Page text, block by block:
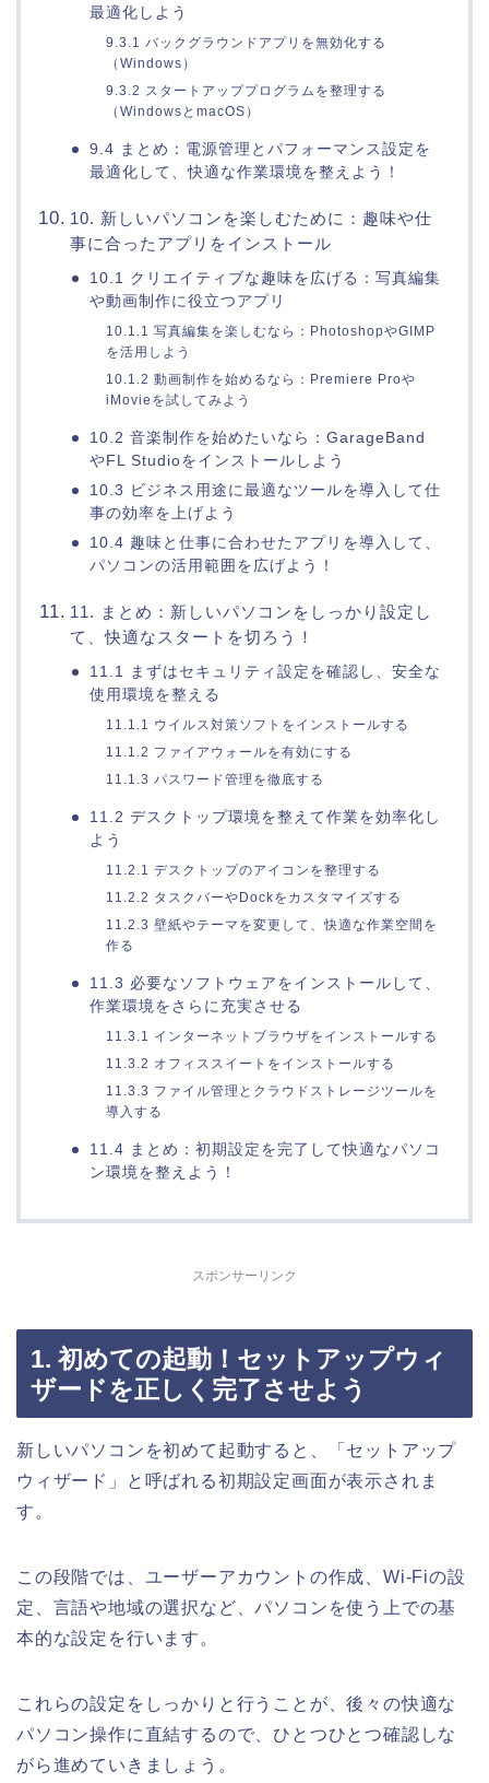
最適化しよう
9.3.1 バックグラウンドアプリを無効化する
（Windows）
9.3.2 スタートアッププログラムを整理する
（WindowsとmacOS）
9.4 まとめ：電源管理とパフォーマンス設定を
最適化して、快適な作業環境を整えよう！
10. 新しいパソコンを楽しむために：趣味や仕
事に合ったアプリをインストール
10.1 クリエイティブな趣味を広げる：写真編集
や動画制作に役立つアプリ
10.1.1 写真編集を楽しむなら：PhotoshopやGIMP
を活用しよう
10.1.2 動画制作を始めるなら：Premiere Proや
iMovieを試してみよう
10.2 音楽制作を始めたいなら：GarageBand
やFL Studioをインストールしよう
10.3 ビジネス用途に最適なツールを導入して仕
事の効率を上げよう
10.4 趣味と仕事に合わせたアプリを導入して、
パソコンの活用範囲を広げよう！
11. まとめ：新しいパソコンをしっかり設定し
て、快適なスタートを切ろう！
11.1 まずはセキュリティ設定を確認し、安全な
使用環境を整える
11.1.1 ウイルス対策ソフトをインストールする
11.1.2 ファイアウォールを有効にする
11.1.3 パスワード管理を徹底する
11.2 デスクトップ環境を整えて作業を効率化し
よう
11.2.1 デスクトップのアイコンを整理する
11.2.2 タスクバーやDockをカスタマイズする
11.2.3 壁紙やテーマを変更して、快適な作業空間を
作る
11.3 必要なソフトウェアをインストールして、
作業環境をさらに充実させる
11.3.1 インターネットブラウザをインストールする
11.3.2 オフィススイートをインストールする
11.3.3 ファイル管理とクラウドストレージツールを
導入する
11.4 まとめ：初期設定を完了して快適なパソコ
ン環境を整えよう！
スポンサーリンク
1. 初めての起動！セットアップウィ
ザードを正しく完了させよう
新しいパソコンを初めて起動すると、「セットアップ
ウィザード」と呼ばれる初期設定画面が表示されま
す。
この段階では、ユーザーアカウントの作成、Wi-Fiの設
定、言語や地域の選択など、パソコンを使う上での基
本的な設定を行います。
これらの設定をしっかりと行うことが、後々の快適な
パソコン操作に直結するので、ひとつひとつ確認しな
がら進めていきましょう。